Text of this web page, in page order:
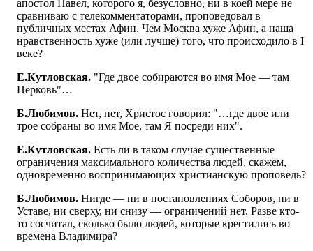
апостол Павел, которого я, безусловно, ни в коей мере не
сравниваю с телекомментаторами, проповедовал в
публичных местах Афин. Чем Москва хуже Афин, а наша
нравственность хуже (или лучше) того, что происходило в I
веке?
Е.Кутловская. "Где двое собираются во имя Мое — там
Церковь"…
Б.Любимов. Нет, нет, Христос говорил: "…где двое или
трое собраны во имя Мое, там Я посреди них".
Е.Кутловская. Есть ли в таком случае существенные
ограничения максимального количества людей, скажем,
одновременно воспринимающих христианскую проповедь?
Б.Любимов. Нигде — ни в постановлениях Соборов, ни в
Уставе, ни сверху, ни снизу — ограничений нет. Разве кто-
то сосчитал, сколько было людей, которые крестились во
времена Владимира?